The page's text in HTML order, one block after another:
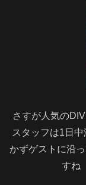
さすが人気の
スタッフは1日
かずゲストに沿
すね